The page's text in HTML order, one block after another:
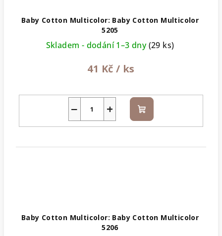
Baby Cotton Multicolor: Baby Cotton Multicolor
5205
Skladem - dodání 1–3 dny(29 ks)
41 Kč / ks
+
− Do
košíku
Baby Cotton Multicolor: Baby Cotton Multicolor
5206